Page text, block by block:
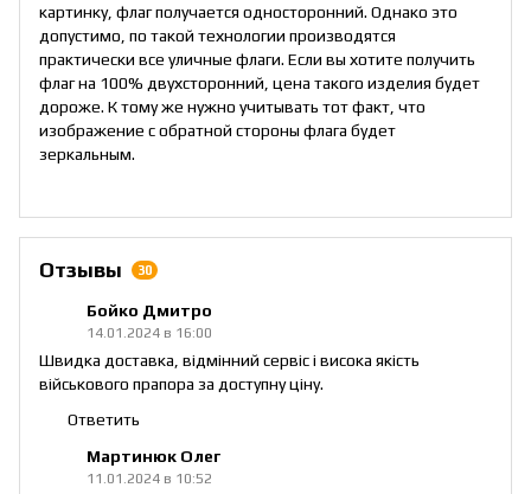
картинку, флаг получается односторонний. Однако это
допустимо, по такой технологии производятся
практически все уличные флаги. Если вы хотите получить
флаг на 100% двухсторонний, цена такого изделия будет
дороже. К тому же нужно учитывать тот факт, что
изображение с обратной стороны флага будет
зеркальным.
Отзывы 30
Бойко Дмитро
14.01.2024 в 16:00
Швидка доставка, відмінний сервіс і висока якість
військового прапора за доступну ціну.
Ответить
Мартинюк Олег
11.01.2024 в 10:52